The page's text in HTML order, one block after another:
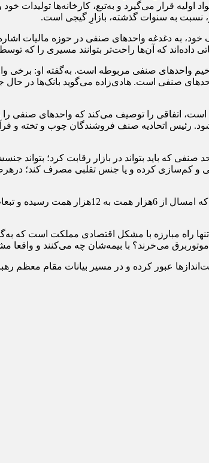
قرار می‌گیرد و به‌تبع، کارخانه‌ها تولیدات خود را
نسبت به سنوات گذشته، بازارِ گیجی است.
به دغدغه واحدهای صنفی در حوزه مالیات
داده‌اند که آن‌ها راحت‌تر بتوانند مسیری را که
واحدهای صنفی مربوطه است. به‌گفته او: برخی
صنفی است. هادی‌زاده می‌گوید بانک‌ها در
است، اتفاقی را توصیف می‌کند که واحدهای صنفی
است که در شهرک صنفی خاوران، قرار است هفته‌ای 24 ساعت برق قطع شود. رئیس اتحادیه
که باید بتواند در بازار رقابت کرد؛ بتواند
و کم‌سازی کرده و یا جنس تقلبی مصرف کند؛
اما رئیس اتحادیه صنف فروشندگان چوب و تخته و فرآورده‌های خام چوبی به
راه مبارزه با مشکل اقتصادی مملکت است که
می‌خرند؟ با بیمه‌شان چه می‌کنند و
عبور کرده و در مسیر بیانات مقام معظم